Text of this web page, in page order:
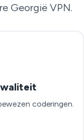
Georgië VPN.
coderingen.